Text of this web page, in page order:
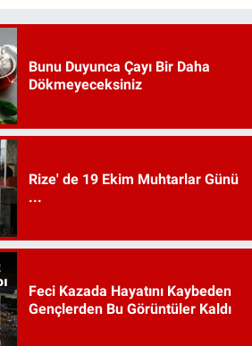
Bunu Duyunca Çayı Bir Daha
Dökmeyeceksiniz
Rize' de 19 Ekim Muhtarlar Günü
...
Feci Kazada Hayatını Kaybeden
Gençlerden Bu Görüntüler Kaldı